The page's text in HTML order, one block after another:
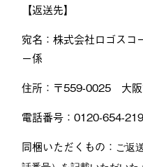
【返送先】
宛名：株式会社ロゴス
ー係
住所：〒559-0025 大
電話番号：0120-654-219
同梱いただくもの： ご返